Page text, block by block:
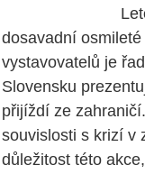
dosavadní
vystavovatelů je
Slovensku
přijíždí ze
souvislosti s krizí v
důležitost této